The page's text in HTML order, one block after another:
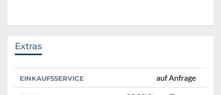
Extras
EINKAUFSSERVICE auf Anfrage